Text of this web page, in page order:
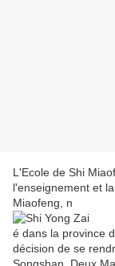
L'Ecole de Shi
l'enseignement et
Miaofeng, n
é dans la province
décision de se